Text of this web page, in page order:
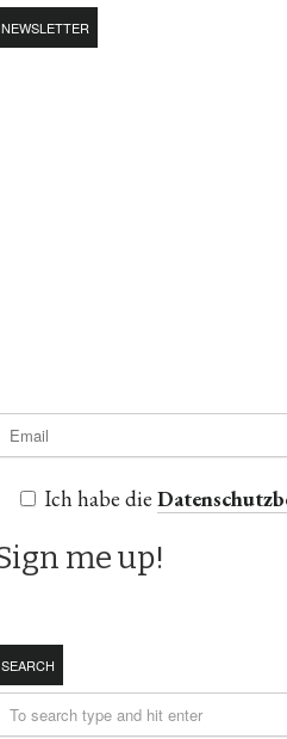
NEWSLETTER
Ich habe die
SEARCH